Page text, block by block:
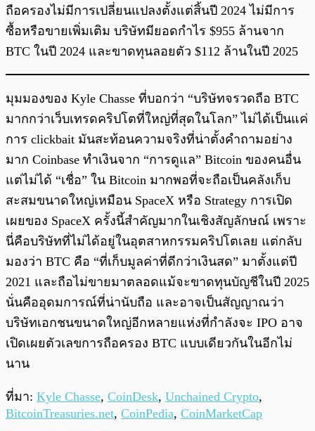
ถือครองไม่มีการเปลี่ยนแปลงตั้งแต่สิ้นปี 2024 ไม่มีการ
ซื้อหรือขายเพิ่มเติม บริษัทมียอดกำไร $955 ล้านจาก
BTC ในปี 2024 และขาดทุนลอยตัว $112 ล้านในปี 2025
มุมมองของ Kyle Chasse ที่บอกว่า “บริษัทจรวดถือ BTC
มากกว่าเว็บเทรดคริปโตที่ใหญ่ที่สุดในโลก” ไม่ได้เป็นแค่
การ clickbait มันสะท้อนความจริงที่น่าตั้งคำถามอย่าง
มาก Coinbase ทำเงินจาก “การดูแล” Bitcoin ของคนอื่น
แต่ไม่ได้ “เชื่อ” ใน Bitcoin มากพอที่จะถือเป็นคลังเก็บ
สะสมขนาดใหญ่เหมือน SpaceX หรือ Strategy การเปิด
เผยของ SpaceX ครั้งนี้สำคัญมากในเชิงสัญลักษณ์ เพราะ
นี่คือบริษัทที่ไม่ได้อยู่ในอุตสาหกรรมคริปโตเลย แต่กลับ
มองว่า BTC คือ “ที่เก็บมูลค่าที่ดีกว่าเงินสด” มาตั้งแต่ปี
2021 และถือไม่ขายมาตลอดแม้จะขาดทุนบัญชีในปี 2025
นั่นคืออุดมการณ์ที่น่านับถือ และอาจเป็นสัญญาณว่า
บริษัทเอกชนขนาดใหญ่อีกหลายแห่งที่กำลังจะ IPO อาจ
เปิดเผยตัวเลขการถือครอง BTC แบบเดียวกันในอีกไม่
นาน
ที่มา: Kyle Chasse, CoinDesk, Unchained Crypto,
BitcoinTreasuries.net, CoinPedia, CoinMarketCap